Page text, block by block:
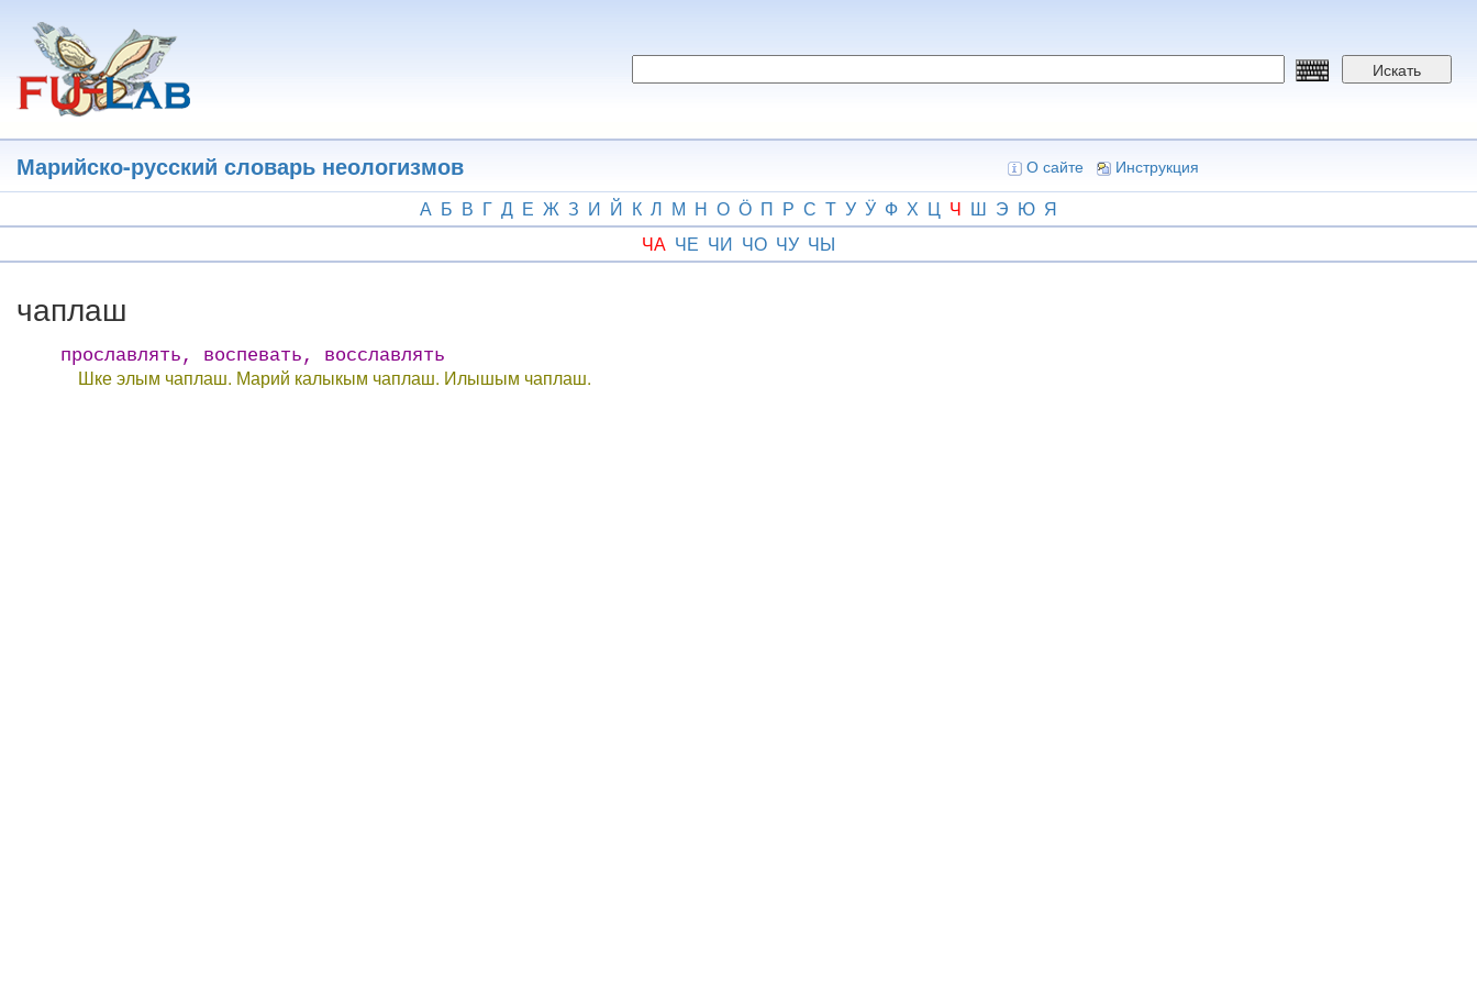
основному
содержанию
Искать
Марийско-русский словарь неологизмов О сайте Инструкция
А Б В Г Д Е Ж З И Й К Л М Н О Ӧ П Р С Т У Ӱ Ф Х Ц Ч Ш Э Ю Я
ЧА ЧЕ ЧИ ЧО ЧУ ЧЫ
чаплаш
прославлять, воспевать, восславлять
Шке элым чаплаш. Марий калыкым чаплаш. Илышым чаплаш.